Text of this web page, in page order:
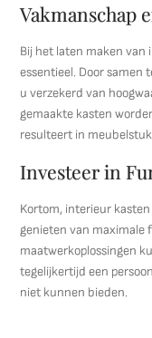
Vakmanschap
Bij het laten maken van
essentieel. Door
u verzekerd van
gemaakte kasten
resulteert in
Investeer in
Kortom, interieur
genieten van
maatwerkoplossingen
tegelijkertijd een
niet kunnen bieden.